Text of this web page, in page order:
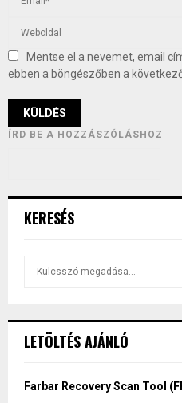
Mentse el a nevemet, email
ebben a böngészőben a
ÍRD BE A HOZZÁSZÓLÁSHOZ
KERESÉS
h
o
LETÖLTÉS AJÁNLÓ
Farbar Recovery Scan Tool